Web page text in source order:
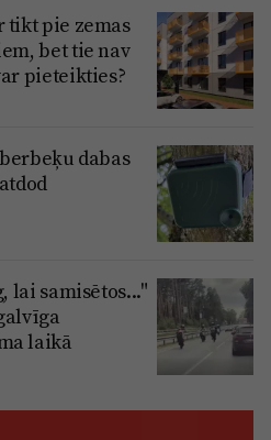
tikt pie zemas
bet tie nav
pieteikties?
dabas
lai samisētos..."
laikā